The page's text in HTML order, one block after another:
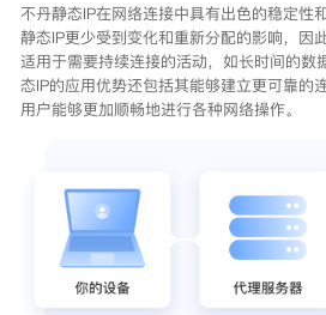
不丹静态IP在网络连接中具有出色的稳定性
静态IP更少受到变化和重新分配的影响，因
适用于需要持续连接的活动，如长时间的数
态IP的应用优势还包括其能够建立更可靠的
用户能够更加顺畅地进行各种网络操作。